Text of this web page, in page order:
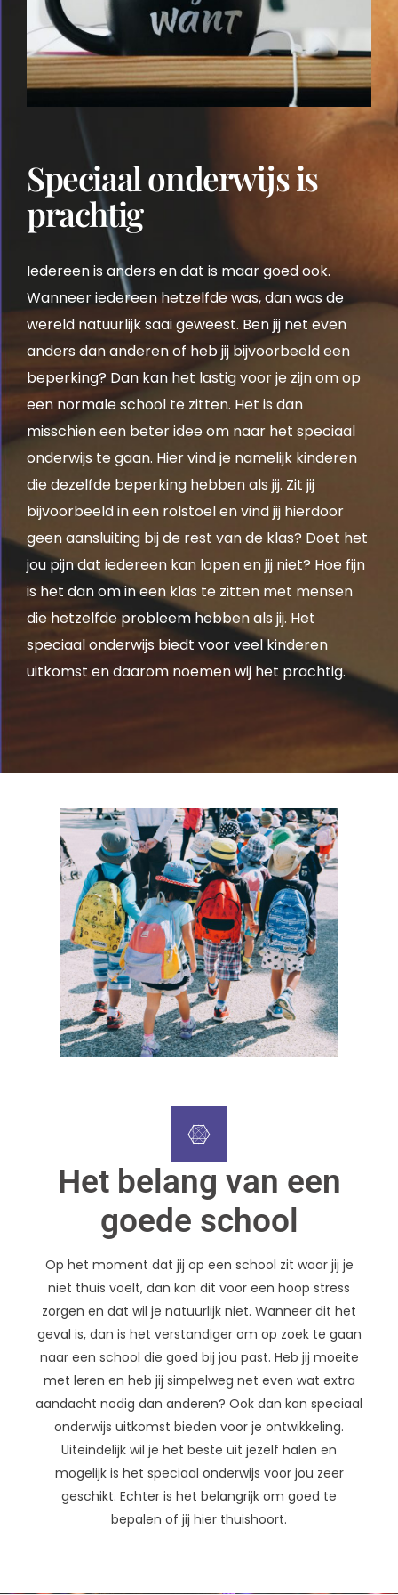
Speciaal onderwijs is
prachtig
Iedereen is anders en dat is maar goed ook.
Wanneer iedereen hetzelfde was, dan was de
wereld natuurlijk saai geweest. Ben jij net even
anders dan anderen of heb jij bijvoorbeeld een
beperking? Dan kan het lastig voor je zijn om op
een normale school te zitten. Het is dan
misschien een beter idee om naar het speciaal
onderwijs te gaan. Hier vind je namelijk kinderen
die dezelfde beperking hebben als jij. Zit jij
bijvoorbeeld in een rolstoel en vind jij hierdoor
geen aansluiting bij de rest van de klas? Doet het
jou pijn dat iedereen kan lopen en jij niet? Hoe fijn
is het dan om in een klas te zitten met mensen
die hetzelfde probleem hebben als jij. Het
speciaal onderwijs biedt voor veel kinderen
uitkomst en daarom noemen wij het prachtig.
Het belang van een
goede school
Op het moment dat jij op een school zit waar jij je
niet thuis voelt, dan kan dit voor een hoop stress
zorgen en dat wil je natuurlijk niet. Wanneer dit het
geval is, dan is het verstandiger om op zoek te gaan
naar een school die goed bij jou past. Heb jij moeite
met leren en heb jij simpelweg net even wat extra
aandacht nodig dan anderen? Ook dan kan speciaal
onderwijs uitkomst bieden voor je ontwikkeling.
Uiteindelijk wil je het beste uit jezelf halen en
mogelijk is het speciaal onderwijs voor jou zeer
geschikt. Echter is het belangrijk om goed te
bepalen of jij hier thuishoort.